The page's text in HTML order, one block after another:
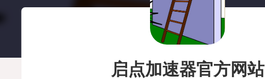
启点加速器官方网站